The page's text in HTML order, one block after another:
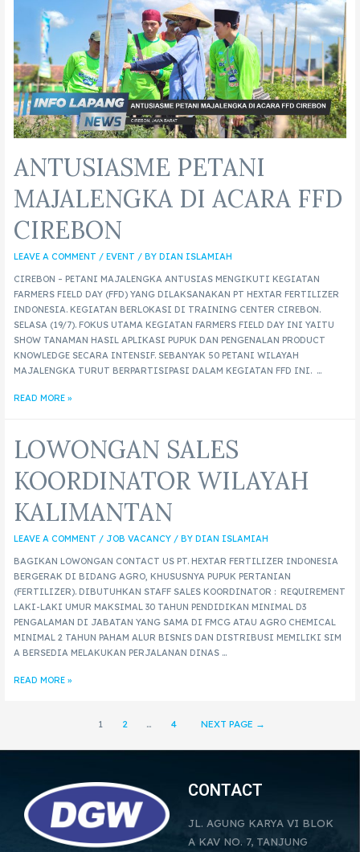
ANTUSIASME PETANI
MAJALENGKA DI ACARA FFD
CIREBON
LEAVE A COMMENT / EVENT / BY DIAN ISLAMIAH
CIREBON – PETANI MAJALENGKA ANTUSIAS MENGIKUTI KEGIATAN
FARMERS FIELD DAY (FFD) YANG DILAKSANAKAN PT HEXTAR FERTILIZER
INDONESIA. KEGIATAN BERLOKASI DI TRAINING CENTER CIREBON.
SELASA (19/7). FOKUS UTAMA KEGIATAN FARMERS FIELD DAY INI YAITU
SHOW TANAMAN HASIL APLIKASI PUPUK DAN PENGENALAN PRODUCT
KNOWLEDGE SECARA INTENSIF. SEBANYAK 50 PETANI WILAYAH
MAJALENGKA TURUT BERPARTISIPASI DALAM KEGIATAN FFD INI. …
READ MORE »
LOWONGAN SALES
KOORDINATOR WILAYAH
KALIMANTAN
LEAVE A COMMENT / JOB VACANCY/ BY DIAN ISLAMIAH
BAGIKAN LOWONGAN CONTACT US PT. HEXTAR FERTILIZER INDONESIA
BERGERAK DI BIDANG AGRO, KHUSUSNYA PUPUK PERTANIAN
(FERTILIZER). DIBUTUHKAN STAFF SALES KOORDINATOR : REQUIREMENT
LAKI-LAKI UMUR MAKSIMAL 30 TAHUN PENDIDIKAN MINIMAL D3
PENGALAMAN DI JABATAN YANG SAMA DI FMCG ATAU AGRO CHEMICAL
MINIMAL 2 TAHUN PAHAM ALUR BISNIS DAN DISTRIBUSI MEMILIKI SIM
A BERSEDIA MELAKUKAN PERJALANAN DINAS …
READ MORE »
1 2 … 4 NEXT PAGE →
CONTACT
JL. AGUNG KARYA VI BLOK
A KAV NO. 7, TANJUNG